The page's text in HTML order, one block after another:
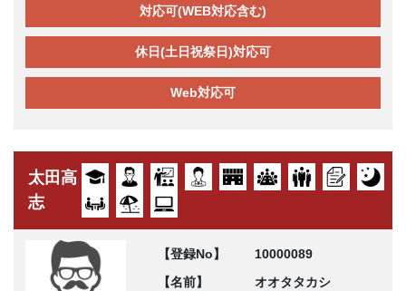
対応可(WEB対応含む)
休日(土日祝祭日)対応可
Web対応可
太田高
志
【登録No】
10000089
【名前】
オオタタカシ